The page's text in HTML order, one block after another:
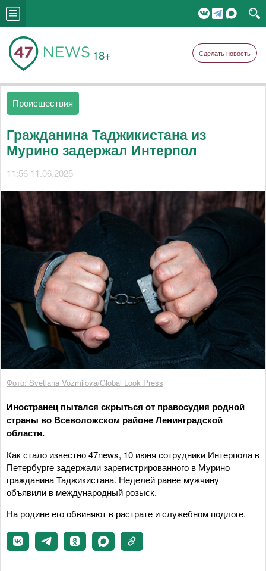
18+ Сделать новость
Происшествия
Гражданина Таджикистана из
Мурино задержал Интерпол
11:56 11.06.2025
Фото: Svetlana Vozmilova/Global Look Press
Иностранец пытался скрыться от правосудия родной
страны во Всеволожском районе Ленинградской
области.
Как стало известно 47news, 10 июня сотрудники Интерпола в
Петербурге задержали зарегистрированного в Мурино
гражданина Таджикистана. Неделей ранее мужчину
объявили в международный розыск.
На родине его обвиняют в растрате и служебном подлоге.